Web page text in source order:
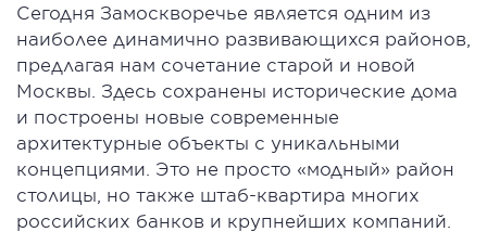
Сегодня Замоскворечье является одним из
наиболее динамично развивающихся районов,
предлагая нам сочетание старой и новой
Москвы. Здесь сохранены исторические дома
и построены новые современные
архитектурные объекты с уникальными
концепциями. Это не просто «модный» район
столицы, но также штаб-квартира многих
российских банков и крупнейших компаний.